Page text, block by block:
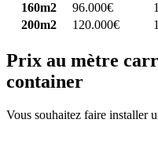
160m2
96.000€
200m2
120.000€
Prix au mètre
container
Vous souhaitez faire installer